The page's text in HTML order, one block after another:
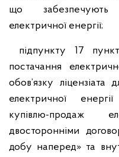
що забезпечують
електричної енергії;
підпункту 17
постачання
обов’язку ліцензіата
електричної
купівлю-продаж
двосторонніми
добу наперед» та